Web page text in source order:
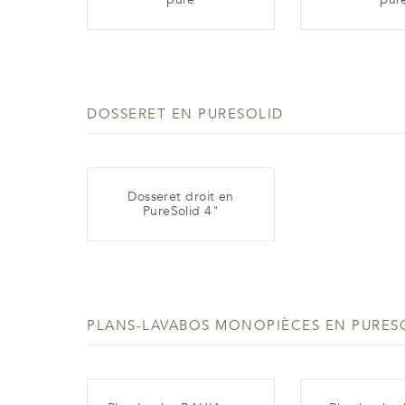
DOSSERET EN PURESOLID
Dosseret droit en
PureSolid 4"
PLANS-LAVABOS MONOPIÈCES EN